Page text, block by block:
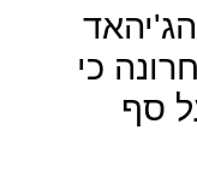
כי
סף